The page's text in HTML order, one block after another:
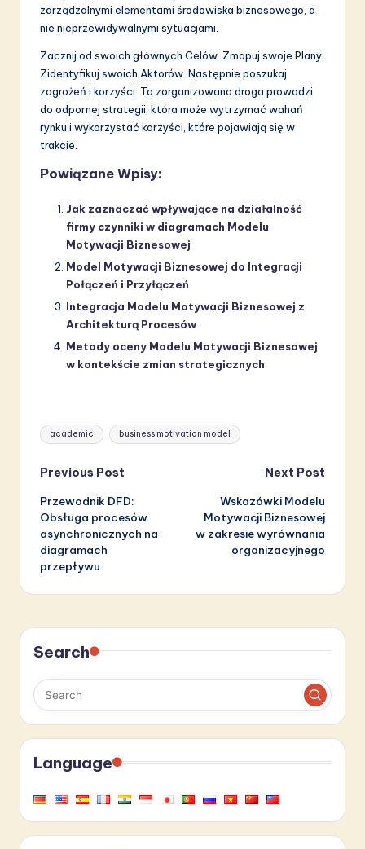
zarządzalnymi elementami środowiska biznesowego, a
nie nieprzewidywalnymi sytuacjami.
Zacznij od swoich głównych Celów. Zmapuj swoje Plany.
Zidentyfikuj swoich Aktorów. Następnie poszukaj
zagrożeń i korzyści. Ta zorganizowana droga prowadzi
do odpornej strategii, która może wytrzymać wahań
rynku i wykorzystać korzyści, które pojawiają się w
trakcie.
Powiązane Wpisy:
Jak zaznaczać wpływające na działalność
firmy czynniki w diagramach Modelu
Motywacji Biznesowej
Model Motywacji Biznesowej do Integracji
Połączeń i Przyłączeń
Integracja Modelu Motywacji Biznesowej z
Architekturą Procesów
Metody oceny Modelu Motywacji Biznesowej
w kontekście zmian strategicznych
Tags:
academic business motivation model
Post
navigation
Previous Post
Przewodnik DFD:
Obsługa procesów
asynchronicznych na
diagramach
przepływu
Next Post
Wskazówki Modelu
Motywacji Biznesowej
w zakresie wyrównania
organizacyjnego
Search
Language